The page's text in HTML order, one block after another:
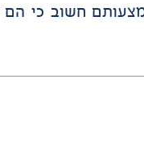
חשוב כי הם